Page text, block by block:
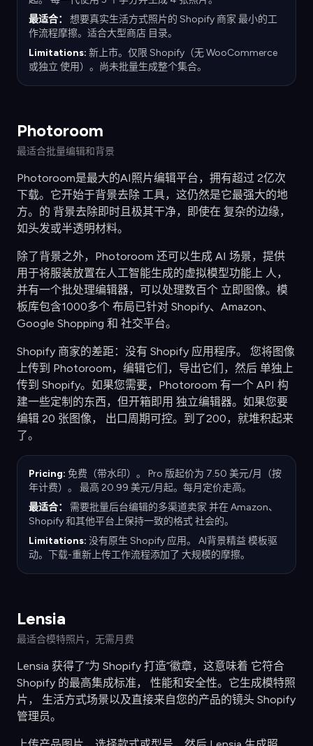
最适合：
想要真实生活方式照片的 Shopify 商家 最小的工
作流程摩擦。适合大型商店 目录。
Limitations: 新上市。仅限 Shopify（无 WooCommerce
或独立 使用）。尚未批量生成整个集合。
Photoroom
最适合批量编辑和背景
Photoroom是最大的AI照片编辑平台，拥有超过 2亿次
下载。它开始于背景去除 工具，这仍然是它最强大的地
方。的 背景去除即时且极其干净，即使在 复杂的边缘，
如头发或半透明材料。
除了背景之外，Photoroom 还可以生成 AI 场景，提供
用于将服装放置在人工智能生成的虚拟模型功能上 人，
并有一个批处理编辑器，可以处理数百个 立即图像。模
板库包含1000多个 布局已针对 Shopify、Amazon、
Google Shopping 和 社交平台。
Shopify 商家的差距：没有 Shopify 应用程序。 您将图像
上传到 Photoroom，编辑它们，导出它们，然后 单独上
传到 Shopify。如果您需要，Photoroom 有一个 API 构
建一些定制的东西，但开箱即用 独立编辑器。如果您要
编辑 20 张图像， 出口周期可控。到了200，就堆积起来
了。
Pricing: 免费（带水印）。 Pro 版起价为 7.50 美元/月（按
年计费）。 最高 20.99 美元/月起。每月定价走高。
最适合：
需要批量后台编辑的多渠道卖家 并在 Amazon、
Shopify 和其他平台上保持一致的格式 社会的。
Limitations: 没有原生 Shopify 应用。 AI背景精益 模板驱
动。下载-重新上传工作流程添加了 大规模的摩擦。
Lensia
最适合模特照片，无需月费
Lensia 获得了“为 Shopify 打造”徽章，这意味着 它符合
Shopify 的最高集成标准， 性能和安全性。它生成模特照
片， 生活方式场景以及直接来自您的产品的镜头 Shopify
管理员。